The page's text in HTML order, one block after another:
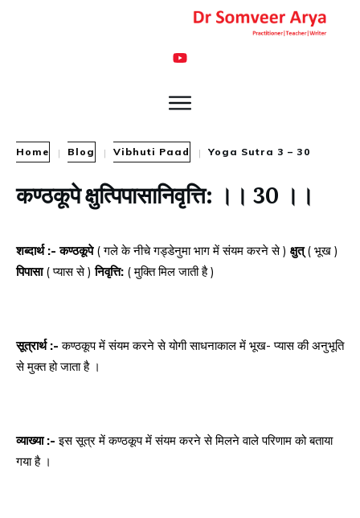
Home | Blog | Vibhuti Paad | Yoga Sutra 3 – 30
कण्ठकूपे क्षुत्पिपासानिवृत्ति: ।। 30 ।।
शब्दार्थ :- कण्ठकूपे ( गले के नीचे गड्डेनुमा भाग में संयम करने से ) क्षुत्( भूख )
पिपासा( प्यास से )निवृत्ति: ( मुक्ति मिल जाती है )
सूत्रार्थ :-कण्ठकूप में संयम करने से योगी साधनाकाल में भूख- प्यास की अनुभूति
से मुक्त हो जाता है ।
व्याख्या :-इस सूत्र में कण्ठकूप में संयम करने से मिलने वाले परिणाम को बताया
गया है ।